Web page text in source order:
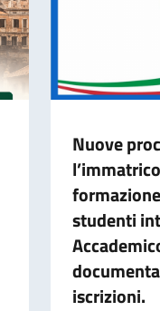
Nuove
studenti
iscrizioni.